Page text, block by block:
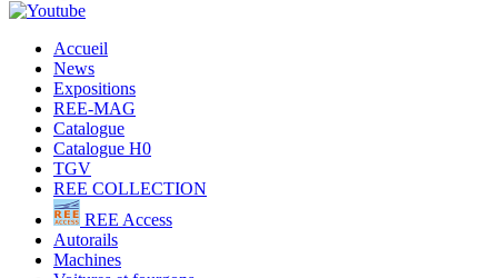
Accueil
News
Expositions
REE-MAG
Catalogue
Catalogue H0
TGV
REE COLLECTION
REE Access
Autorails
Machines